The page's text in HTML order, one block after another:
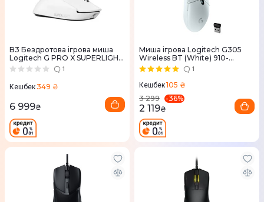
B3 Бездротова ігрова миша
Logitech G PRO X SUPERLIGHT
2 LIGHTSPEED - WHITE
1
Кешбек349 ₴
6 999₴
Миша ігрова Logitech G305
Wireless BT (White) 910-
005291
1
Кешбек105 ₴
3 299
-36%
2 119₴